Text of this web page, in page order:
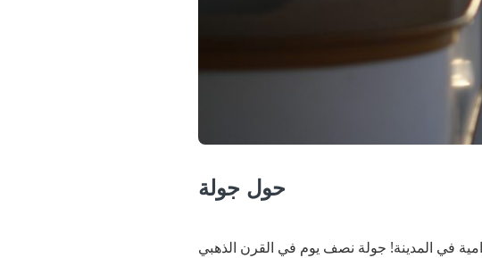
حول جولة
في المدينة! جولة نصف يوم في القرن الذهبي